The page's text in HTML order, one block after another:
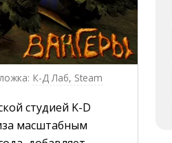
К-Д Лаб, Steam
студией K-D
масштабным